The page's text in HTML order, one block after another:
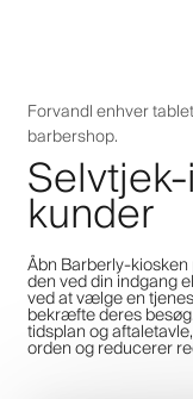
Forvandl enhver
barbershop.
kunder
Åbn Barberly-
den ved din indgang
ved at vælge en
bekræfte deres
tidsplan og
orden og reducerer